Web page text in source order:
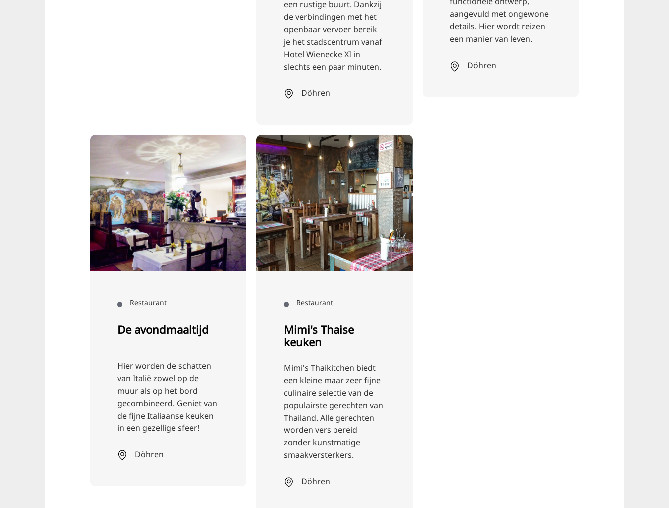
een rustige buurt. Dankzij
de verbindingen met het
openbaar vervoer bereik
je het stadscentrum vanaf
Hotel Wienecke XI in
slechts een paar minuten.
Döhren
aangevuld met ongewone
details. Hier wordt reizen
een manier van leven.
Döhren
Restaurant
De avondmaaltijd
Hier worden de schatten
van Italië zowel op de
muur als op het bord
gecombineerd. Geniet van
de fijne Italiaanse keuken
in een gezellige sfeer!
Döhren
Restaurant
Mimi's Thaise
keuken
Mimi's Thaikitchen biedt
een kleine maar zeer fijne
culinaire selectie van de
populairste gerechten van
Thailand. Alle gerechten
worden vers bereid
zonder kunstmatige
smaakversterkers.
Döhren